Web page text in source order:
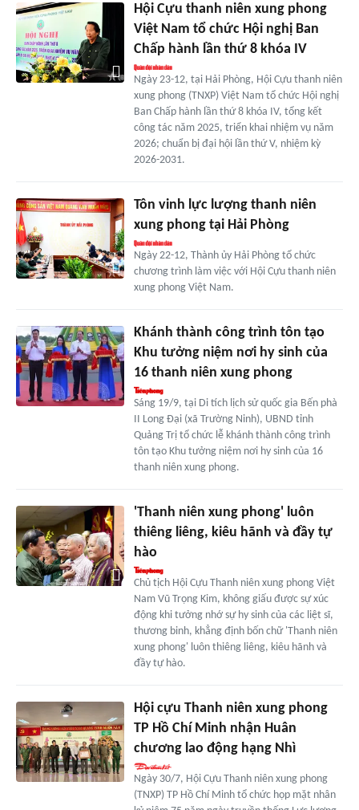
Hội Cựu thanh niên xung phong
Việt Nam tổ chức Hội nghị Ban
Chấp hành lần thứ 8 khóa IV
Ngày 23-12, tại Hải Phòng, Hội Cựu thanh niên
xung phong (TNXP) Việt Nam tổ chức Hội nghị
Ban Chấp hành lần thứ 8 khóa IV, tổng kết
công tác năm 2025, triển khai nhiệm vụ năm
2026; chuẩn bị đại hội lần thứ V, nhiệm kỳ
2026-2031.
Tôn vinh lực lượng thanh niên
xung phong tại Hải Phòng
Ngày 22-12, Thành ủy Hải Phòng tổ chức
chương trình làm việc với Hội Cựu thanh niên
xung phong Việt Nam.
Khánh thành công trình tôn tạo
Khu tưởng niệm nơi hy sinh của
16 thanh niên xung phong
Sáng 19/9, tại Di tích lịch sử quốc gia Bến phà
II Long Đại (xã Trường Ninh), UBND tỉnh
Quảng Trị tổ chức lễ khánh thành công trình
tôn tạo Khu tưởng niệm nơi hy sinh của 16
thanh niên xung phong.
'Thanh niên xung phong' luôn
thiêng liêng, kiêu hãnh và đầy tự
hào
Chủ tịch Hội Cựu Thanh niên xung phong Việt
Nam Vũ Trọng Kim, không giấu được sự xúc
động khi tưởng nhớ sự hy sinh của các liệt sĩ,
thương binh, khẳng định bốn chữ 'Thanh niên
xung phong' luôn thiêng liêng, kiêu hãnh và
đầy tự hào.
Hội cựu Thanh niên xung phong
TP Hồ Chí Minh nhận Huân
chương lao động hạng Nhì
Ngày 30/7, Hội Cựu Thanh niên xung phong
(TNXP) TP Hồ Chí Minh tổ chức họp mặt nhân